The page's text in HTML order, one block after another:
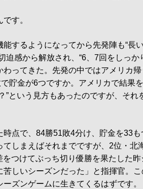
す。
能するようになってから先発陣も“長
迫感から解放され、“6、7回をしっか
わってきた。先発の中ではアメリカ
貯金が6つですか。アメリカで結果
”という見方もあったのですが、それ
点で、84勝51敗4分け、貯金を33も
てしまえばそれまでですが、2位・北
をつけてぶっち切り優勝を果たした
苦しいシーズンだった」と指揮官。
ーズンゲームに生きてくるはずです。